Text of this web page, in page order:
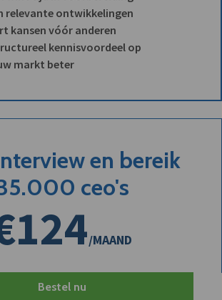
relevante ontwikkelingen
kansen vóór anderen
kennisvoordeel op
markt beter
en bereik
ceo's
/MAAND
Bestel nu